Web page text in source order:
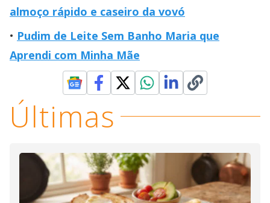
almoço rápido e caseiro da vovó
Pudim de Leite Sem Banho Maria que
Aprendi com Minha Mãe
Últimas